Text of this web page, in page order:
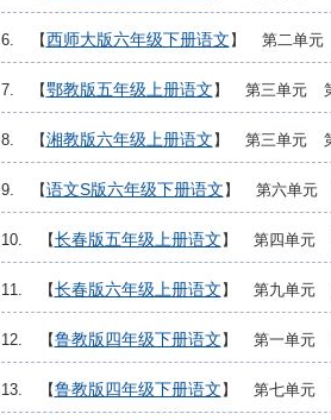
6. 【西师大版六年级下册语文 】 第二单
7. 【鄂教版五年级上册语文 】 第三单元
8. 【湘教版六年级上册语文 】 第三单元
9. 【语文S版六年级下册语文 】 第六单元
10. 【长春版五年级上册语文 】 第四单
11. 【长春版六年级上册语文 】 第九单
12. 【鲁教版四年级下册语文 】 第一单元
13. 【鲁教版四年级下册语文 】 第七单元